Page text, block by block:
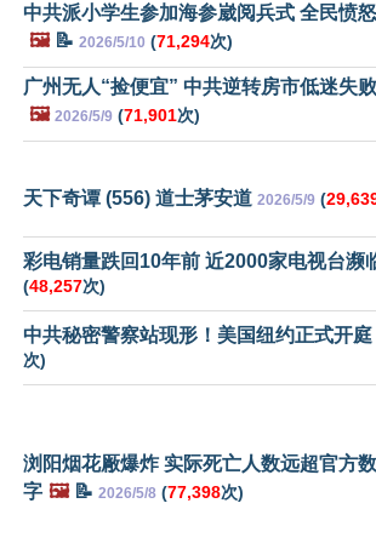
中共派小学生参加海参崴阅兵式 全民愤怒
🖼️📝 2026/5/10 (71,294次)
广州无人“捡便宜” 中共逆转房市低迷失败
🖼️ 2026/5/9 (71,901次)
天下奇谭 (556) 道士茅安道 2026/5/9 (
彩电销量跌回10年前 近2000家电视台濒
(48,257次)
中共秘密警察站现形！美国纽约正式开庭
次)
浏阳烟花厰爆炸 实际死亡人数远超官方数
字 🖼️📝 2026/5/8 (77,398次)